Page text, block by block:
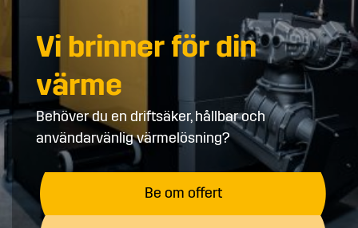
Vi brinner för din
värme
Behöver du en driftsäker, hållbar och
användarvänlig värmelösning?
Be om offert